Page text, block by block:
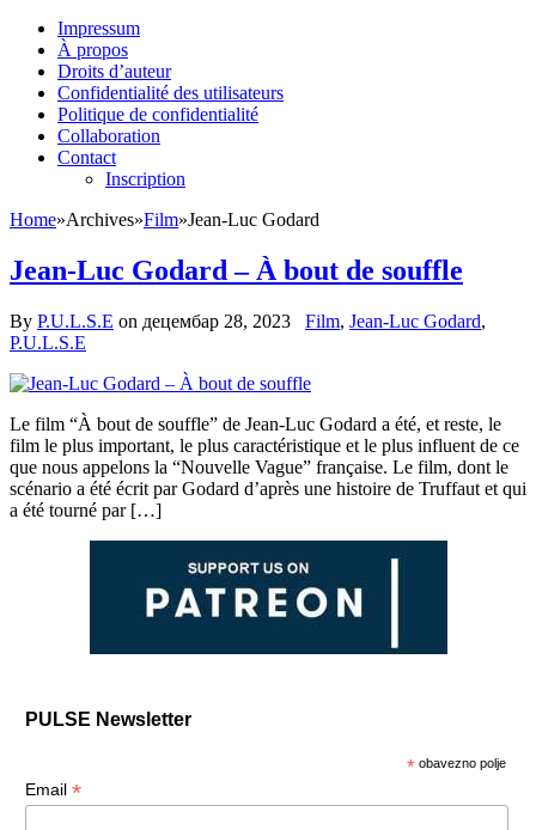
Impressum
À propos
Droits d’auteur
Confidentialité des utilisateurs
Politique de confidentialité
Collaboration
Contact
Inscription
Home»Archives»Film»Jean-Luc Godard
Jean-Luc Godard – À bout de souffle
By P.U.L.S.E on децембар 28, 2023 Film, Jean-Luc Godard,
P.U.L.S.E
Le film “À bout de souffle” de Jean-Luc Godard a été, et reste, le
film le plus important, le plus caractéristique et le plus influent de ce
que nous appelons la “Nouvelle Vague” française. Le film, dont le
scénario a été écrit par Godard d’après une histoire de Truffaut et qui
a été tourné par […]
PULSE Newsletter
* obavezno polje
Email *